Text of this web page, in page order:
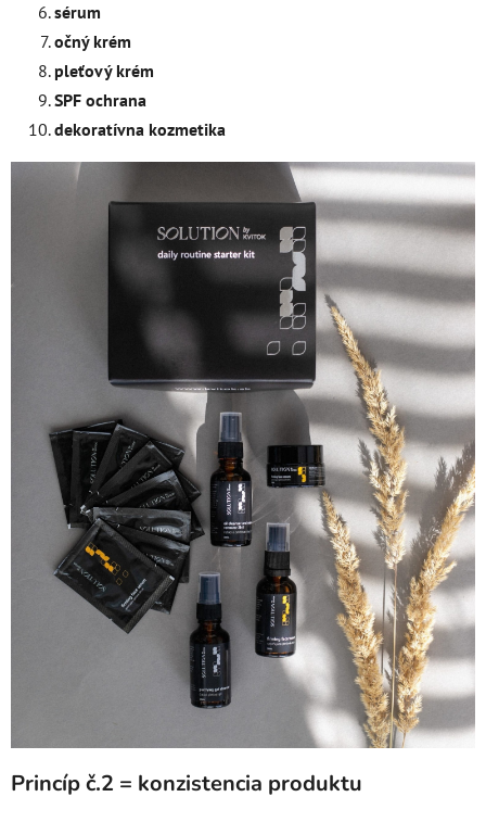
sérum
očný krém
pleťový krém
SPF ochrana
dekoratívna kozmetika
Princíp č.2 = konzistencia produktu